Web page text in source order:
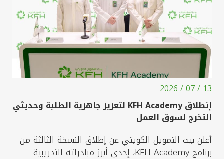
13 / 07 / 2026
إنطلاق KFH Academy لتعزيز جاهزية الطلبة وحديثي
التخرج لسوق العمل
أعلن بيت التمويل الكويتي عن إطلاق النسخة الثالثة من
برنامج KFH Academy، إحدى أبرز مبادراته التدريبية